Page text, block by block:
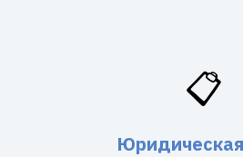
📋